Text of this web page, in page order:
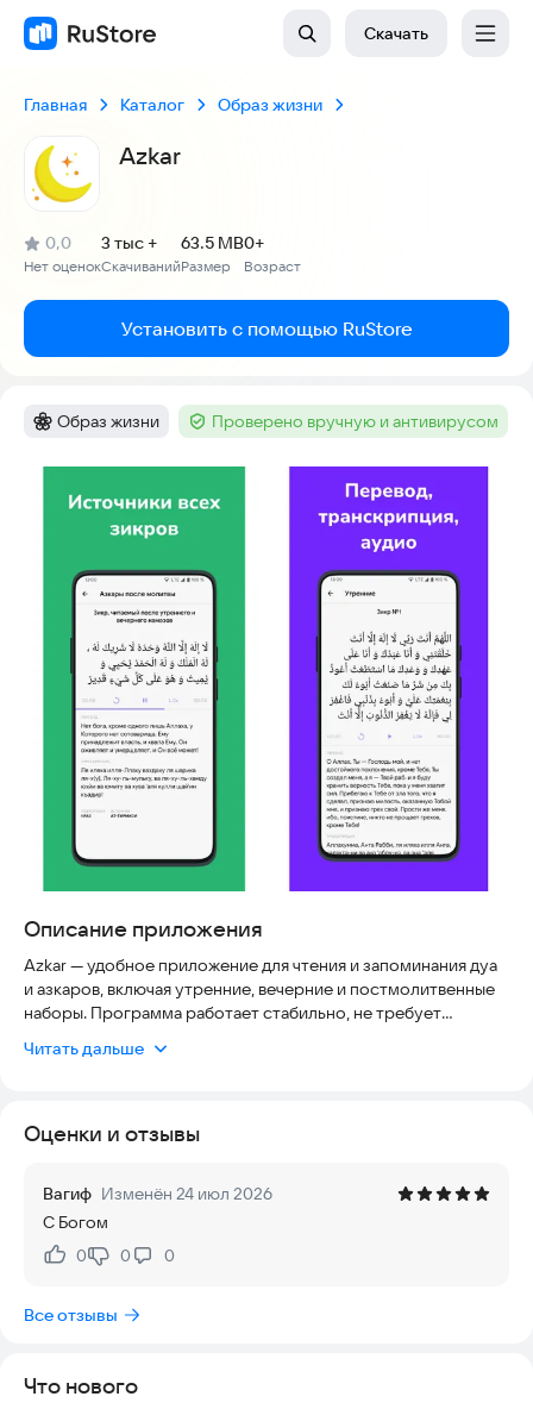
Скачать
Главная Каталог Образ жизни
Azkar
Рейтинг:
0,0
(
Нет оценок
)
Скачиваний
3 тыс +
Размер
63.5 MB
Возраст
0+
Установить с помощью RuStore
Категория:
Образ жизни Тег :Проверено вручную и антивирусом
Скриншоты
Описание приложения
Azkar — удобное приложение для чтения и запоминания дуа
и азкаров, включая утренние, вечерние и постмолитвенные
наборы. Программа работает стабильно, не требует
основным функциям и гарантирует безопасность данных
В приложении вы найдете:
Читать дальше
Оценки и отзывы
Вагиф Изменён 24 июл 2026
С Богом
Нравится:
0Не нравится:
0 0
Все отзывы
Что нового